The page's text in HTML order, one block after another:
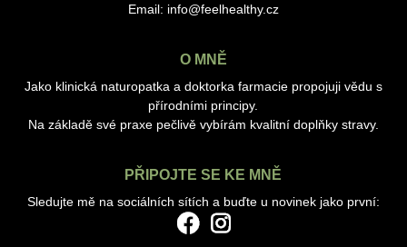
Email: info@feelhealthy.cz
O MNĚ
Jako klinická naturopatka a doktorka farmacie propojuji vědu s
přírodními principy.
Na základě své praxe pečlivě vybírám kvalitní doplňky stravy.
PŘIPOJTE SE KE MNĚ
Sledujte mě na sociálních sítích a buďte u novinek jako první: